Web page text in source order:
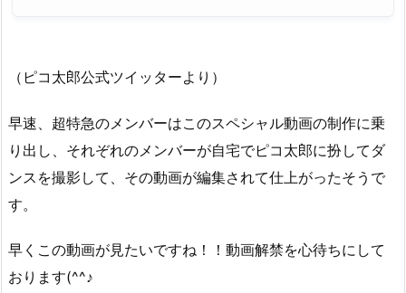
（ピコ太郎公式ツイッターより）
早速、超特急のメンバーはこのスペシャル動画の制作に乗
り出し、それぞれのメンバーが自宅でピコ太郎に扮してダ
ンスを撮影して、その動画が編集されて仕上がったそうで
す。
早くこの動画が見たいですね！！動画解禁を心待ちにして
おります(^^♪